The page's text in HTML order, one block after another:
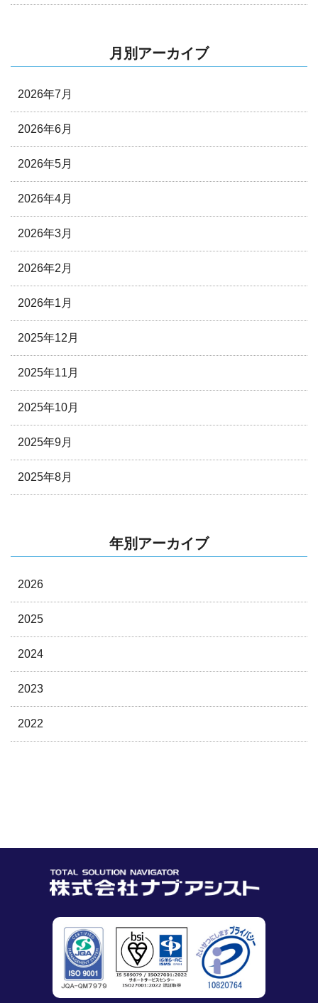
月別アーカイブ
2026年7月
2026年6月
2026年5月
2026年4月
2026年3月
2026年2月
2026年1月
2025年12月
2025年11月
2025年10月
2025年9月
2025年8月
年別アーカイブ
2026
2025
2024
2023
2022